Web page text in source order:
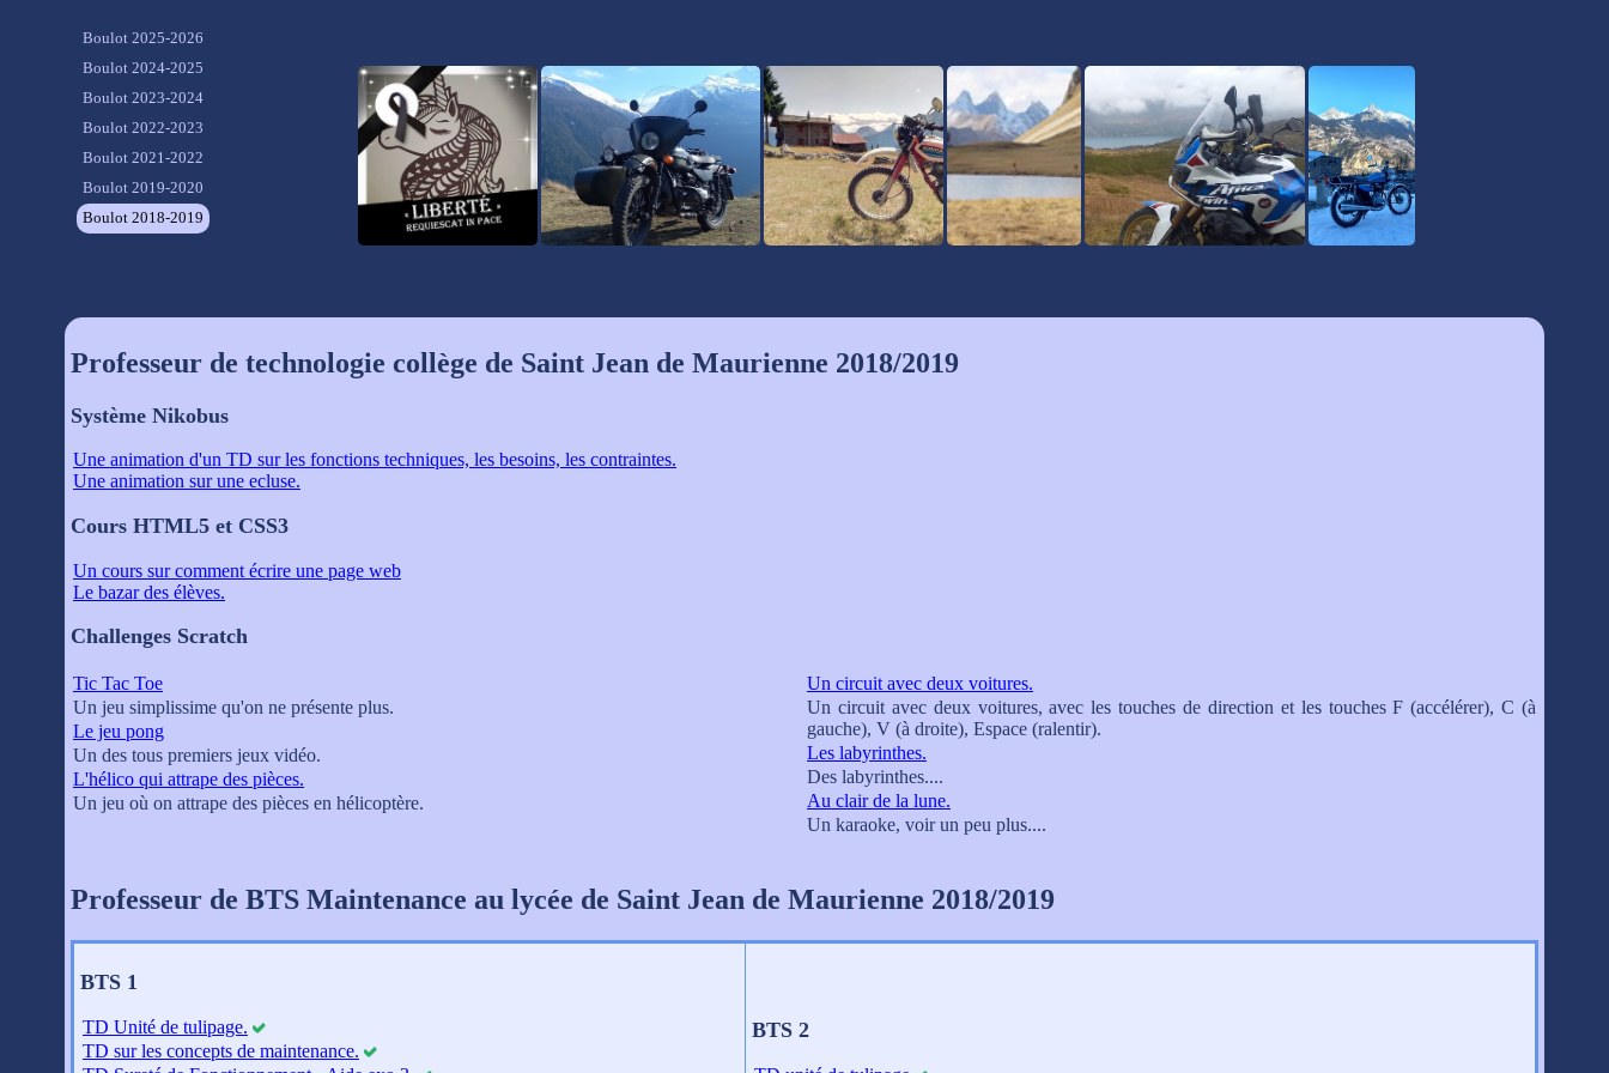
Boulot 2025-2026
Boulot 2024-2025
Boulot 2023-2024
Boulot 2022-2023
Boulot 2021-2022
Boulot 2019-2020
Boulot 2018-2019
Professeur de technologie collège de Saint Jean de Maurienne 2018/2019
Système Nikobus
Une animation d'un TD sur les fonctions techniques, les besoins, les contraintes.
Une animation sur une ecluse.
Cours HTML5 et CSS3
Un cours sur comment écrire une page web
Le bazar des élèves.
Challenges Scratch
Tic Tac Toe
Un jeu simplissime qu'on ne présente plus.
Le jeu pong
Un des tous premiers jeux vidéo.
L'hélico qui attrape des pièces.
Un jeu où on attrape des pièces en hélicoptère.
Un circuit avec deux voitures.
Un circuit avec deux voitures, avec les touches de direction et les touches F (accélérer), C (à
gauche), V (à droite), Espace (ralentir).
Les labyrinthes.
Des labyrinthes....
Au clair de la lune.
Un karaoke, voir un peu plus....
Professeur de BTS Maintenance au lycée de Saint Jean de Maurienne 2018/2019
BTS 1
TD Unité de tulipage.
TD sur les concepts de maintenance.
BTS 2